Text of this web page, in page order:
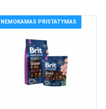
NEMOKAMAS PRISTATYMAS